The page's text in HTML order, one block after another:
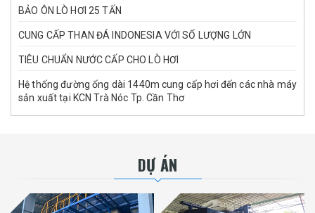
BẢO ÔN LÒ HƠI 25 TẤN
CUNG CẤP THAN ĐÁ INDONESIA VỚI SỐ LƯỢNG LỚN
TIÊU CHUẨN NƯỚC CẤP CHO LÒ HƠI
Hệ thống đường ống dài 1440m cung cấp hơi đến các nhà máy
sản xuất tại KCN Trà Nóc Tp. Cần Thơ
DỰ ÁN